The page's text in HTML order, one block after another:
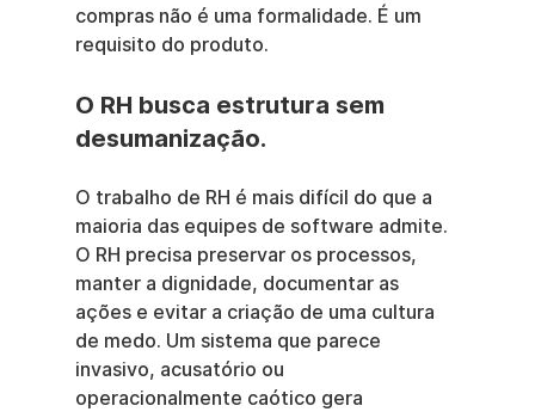
compras não é uma formalidade. É um
requisito do produto.
O RH busca estrutura sem
desumanização.
O trabalho de RH é mais difícil do que a
maioria das equipes de software admite.
O RH precisa preservar os processos,
manter a dignidade, documentar as
ações e evitar a criação de uma cultura
de medo. Um sistema que parece
invasivo, acusatório ou
operacionalmente caótico gera